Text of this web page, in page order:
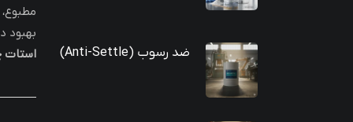
بهبود
ضد رسوب (Anti-Settle)